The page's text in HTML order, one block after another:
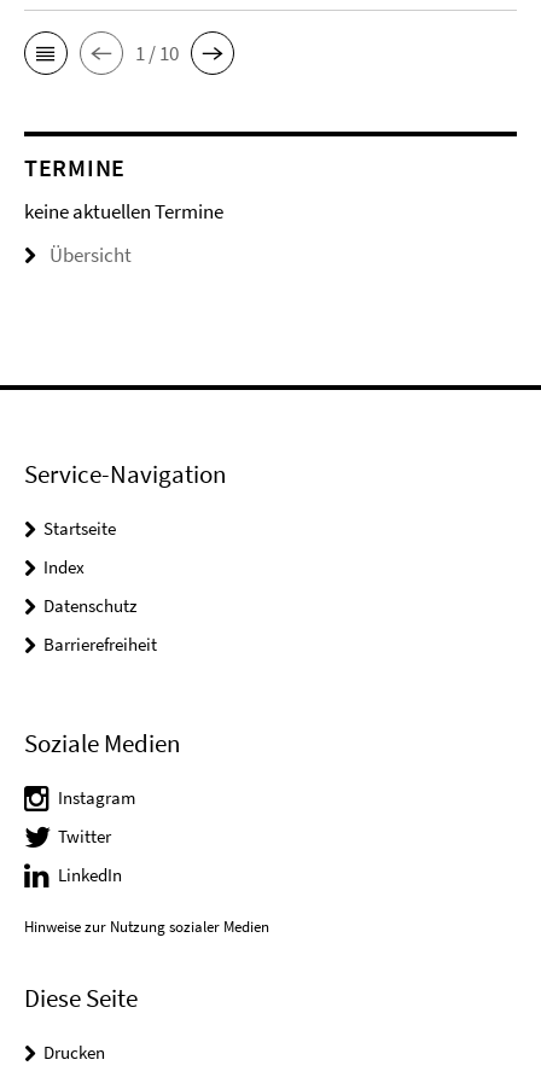
1 / 10
TERMINE
keine aktuellen Termine
Übersicht
Service-Navigation
Startseite
Index
Datenschutz
Barrierefreiheit
Soziale Medien
Instagram
Twitter
LinkedIn
Hinweise zur Nutzung sozialer Medien
Diese Seite
Drucken